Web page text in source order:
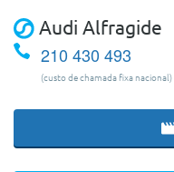
Audi Alfragide
210 430 493
(custo de chamada fixa nacional)